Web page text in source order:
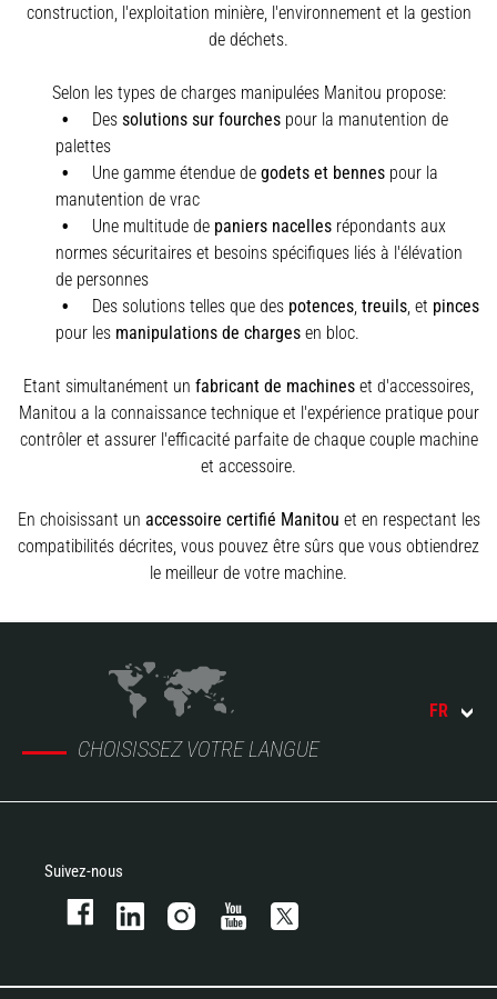
construction, l'exploitation minière, l'environnement et la gestion
de déchets.
Selon les types de charges manipulées Manitou propose:
Des solutions sur fourches pour la manutention de
palettes
Une gamme étendue de godets et bennes pour la
manutention de vrac
Une multitude de paniers nacelles répondants aux
normes sécuritaires et besoins spécifiques liés à l'élévation
de personnes
Des solutions telles que des potences treuils et pinces
pour les manipulations de charges en bloc.
Etant simultanément un fabricant de machines et d'accessoires,
Manitou a la connaissance technique et l'expérience pratique pour
contrôler et assurer l'efficacité parfaite de chaque couple machine
et accessoire.
En choisissant un accessoire certifié Manitou et en respectant les
compatibilités décrites, vous pouvez être sûrs que vous obtiendrez
le meilleur de votre machine.
CHOISISSEZ VOTRE LANGUE
FR
Suivez-nous